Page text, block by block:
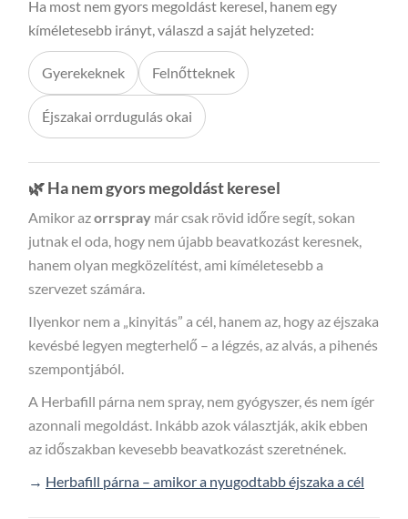
Ha most nem gyors megoldást keresel, hanem egy
kíméletesebb irányt, válaszd a saját helyzeted:
Gyerekeknek Felnőtteknek
Éjszakai orrdugulás okai
🌿 Ha nem gyors megoldást keresel
Amikor azorrspray már csak rövid időre segít, sokan
jutnak el oda, hogy nem újabb beavatkozást keresnek,
hanem olyan megközelítést, ami kíméletesebb a
szervezet számára.
Ilyenkor nem a „kinyitás” a cél, hanem az, hogy az éjszaka
kevésbé legyen megterhelő – a légzés, az alvás, a pihenés
szempontjából.
A Herbafill párna nem spray, nem gyógyszer, és nem ígér
azonnali megoldást. Inkább azok választják, akik ebben
az időszakban kevesebb beavatkozást szeretnének.
→ Herbafill párna – amikor a nyugodtabb éjszaka a cél